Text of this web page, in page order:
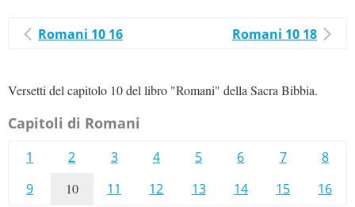
Romani 10 16 Romani 10 18
Versetti del capitolo 10 del libro "Romani" della Sacra Bibbia.
Capitoli di Romani
1 2 3 4 5 6 7
8
9
10 11 12 13 14 15 16